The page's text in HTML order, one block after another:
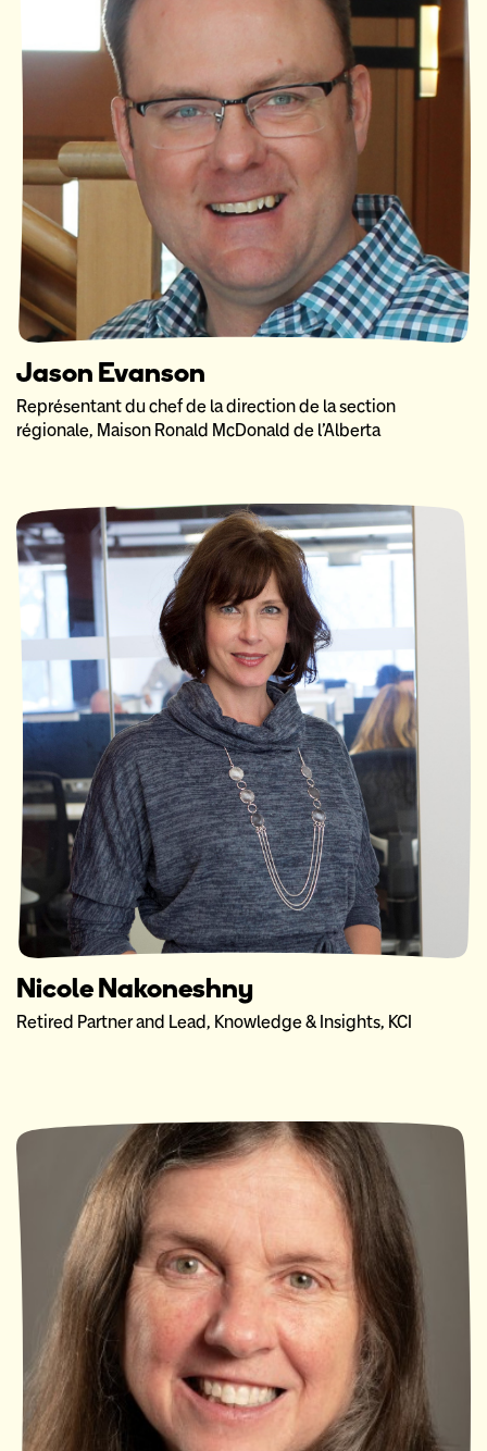
Jason Evanson
Représentant du chef de la direction de la section
régionale, Maison Ronald McDonald de l’Alberta
Nicole Nakoneshny
Retired Partner and Lead, Knowledge & Insights, KCI